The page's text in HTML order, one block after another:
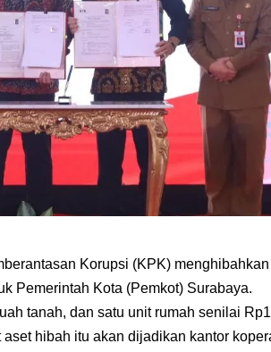
Korupsi (KPK) menghibahkan
Pemerintah Kota (Pemkot) Surabaya.
tanah, dan satu unit rumah senilai
hibah itu akan dijadikan kantor